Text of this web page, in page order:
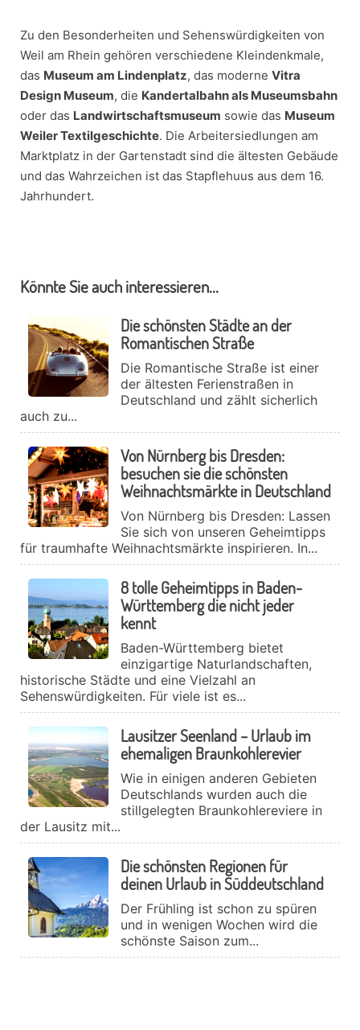
Zu den Besonderheiten und Sehenswürdigkeiten von
Weil am Rhein gehören verschiedene Kleindenkmale,
das Museum am Lindenplatz, das moderne Vitra
Design Museum, die Kandertalbahn als Museumsbahn
oder das Landwirtschaftsmuseum sowie das Museum
Weiler Textilgeschichte. Die Arbeitersiedlungen am
Marktplatz in der Gartenstadt sind die ältesten Gebäude
und das Wahrzeichen ist das Stapflehuus aus dem 16.
Jahrhundert.
Könnte Sie auch interessieren...
Die schönsten Städte an der
Romantischen Straße
Die Romantische Straße ist einer
der ältesten Ferienstraßen in
Deutschland und zählt sicherlich
auch zu...
Von Nürnberg bis Dresden:
besuchen sie die schönsten
Weihnachtsmärkte in Deutschland
Von Nürnberg bis Dresden: Lassen
Sie sich von unseren Geheimtipps
für traumhafte Weihnachtsmärkte inspirieren. In...
8 tolle Geheimtipps in Baden-
Württemberg die nicht jeder
kennt
Baden-Württemberg bietet
einzigartige Naturlandschaften,
historische Städte und eine Vielzahl an
Sehenswürdigkeiten. Für viele ist es...
Lausitzer Seenland – Urlaub im
ehemaligen Braunkohlerevier
Wie in einigen anderen Gebieten
Deutschlands wurden auch die
stillgelegten Braunkohlereviere in
der Lausitz mit...
Die schönsten Regionen für
deinen Urlaub in Süddeutschland
Der Frühling ist schon zu spüren
und in wenigen Wochen wird die
schönste Saison zum...